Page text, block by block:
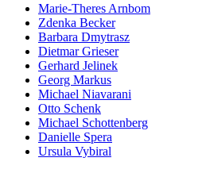
Marie-Theres Arnbom
Zdenka Becker
Barbara Dmytrasz
Dietmar Grieser
Gerhard Jelinek
Georg Markus
Michael Niavarani
Otto Schenk
Michael Schottenberg
Danielle Spera
Ursula Vybiral